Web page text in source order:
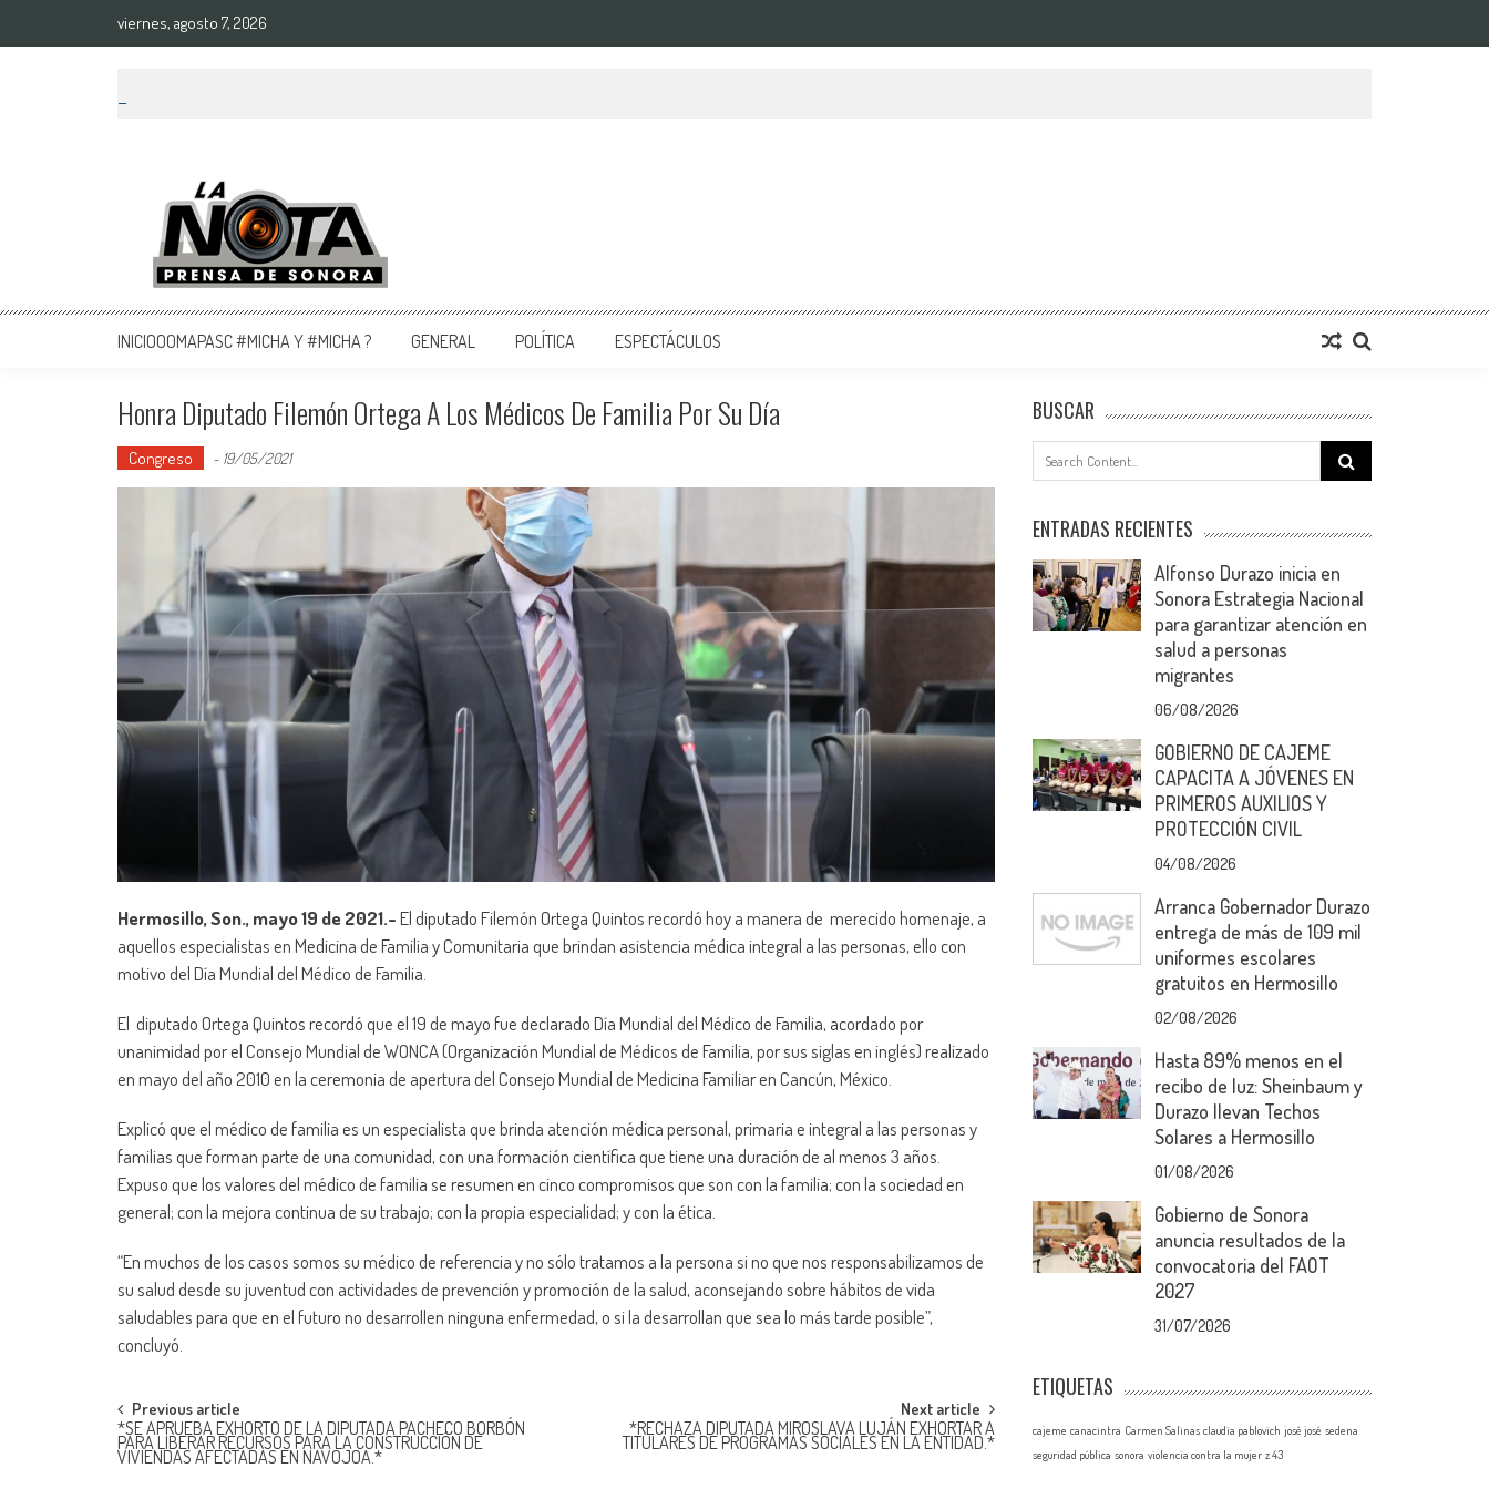
viernes, agosto 7, 2026
La Nota Prensa De Sonora
Noticias del día
INICIOOOMAPASC #MICHA Y #MICHA ? GENERAL POLÍTICA ESPECTÁCULOS
Honra Diputado Filemón Ortega A Los Médicos De Familia Por Su Día
Congreso - 19/05/2021
Hermosillo, Son., mayo 19 de 2021.-El diputado Filemón Ortega Quintos recordó hoy a manera de merecido homenaje, a
aquellos especialistas en Medicina de Familia y Comunitaria que brindan asistencia médica integral a las personas, ello con
motivo del Día Mundial del Médico de Familia.
El diputado Ortega Quintos recordó que el 19 de mayo fue declarado Día Mundial del Médico de Familia, acordado por
unanimidad por el Consejo Mundial de WONCA (Organización Mundial de Médicos de Familia, por sus siglas en inglés) realizado
en mayo del año 2010 en la ceremonia de apertura del Consejo Mundial de Medicina Familiar en Cancún, México.
Explicó que el médico de familia es un especialista que brinda atención médica personal, primaria e integral a las personas y
familias que forman parte de una comunidad, con una formación científica que tiene una duración de al menos 3 años.
Expuso que los valores del médico de familia se resumen en cinco compromisos que son con la familia; con la sociedad en
general; con la mejora continua de su trabajo; con la propia especialidad; y con la ética.
“En muchos de los casos somos su médico de referencia y no sólo tratamos a la persona si no que nos responsabilizamos de
su salud desde su juventud con actividades de prevención y promoción de la salud, aconsejando sobre hábitos de vida
saludables para que en el futuro no desarrollen ninguna enfermedad, o si la desarrollan que sea lo más tarde posible”,
concluyó.
Post
navigation
Previous article
*SE APRUEBA EXHORTO DE LA DIPUTADA PACHECO BORBÓN
PARA LIBERAR RECURSOS PARA LA CONSTRUCCIÓN DE
VIVIENDAS AFECTADAS EN NAVOJOA.*
Next article
*RECHAZA DIPUTADA MIROSLAVA LUJÁN EXHORTAR A
TITULARES DE PROGRAMAS SOCIALES EN LA ENTIDAD.*
BUSCAR
Search
for:
ENTRADAS RECIENTES
Alfonso Durazo inicia en
Sonora Estrategia Nacional
para garantizar atención en
salud a personas
migrantes
06/08/2026
GOBIERNO DE CAJEME
CAPACITA A JÓVENES EN
PRIMEROS AUXILIOS Y
PROTECCIÓN CIVIL
04/08/2026
Arranca Gobernador Durazo
entrega de más de 109 mil
uniformes escolares
gratuitos en Hermosillo
02/08/2026
Hasta 89% menos en el
recibo de luz: Sheinbaum y
Durazo llevan Techos
Solares a Hermosillo
01/08/2026
Gobierno de Sonora
anuncia resultados de la
convocatoria del FAOT
2027
31/07/2026
ETIQUETAS
cajeme canacintra Carmen Salinas claudia pablovich josé josé sedena
seguridad pública sonora violencia contra la mujer z 43